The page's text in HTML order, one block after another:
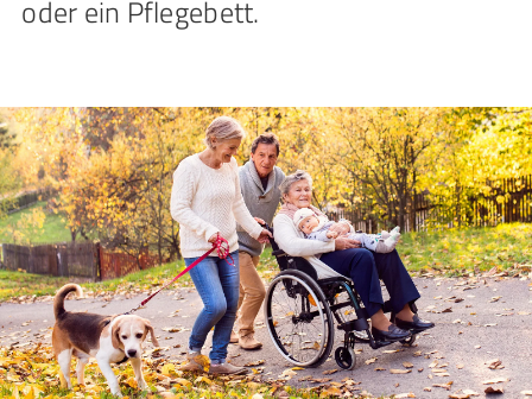
oder ein Pflegebett.